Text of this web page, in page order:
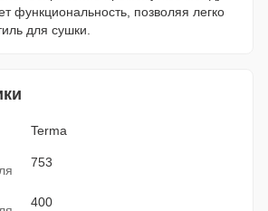
функциональность, позволяя легко
для сушки.
Terma
753
400